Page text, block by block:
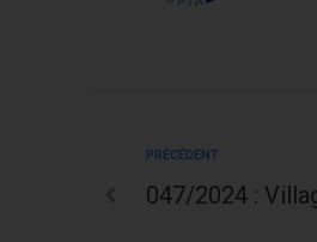
PRÉCÉDENT
047/2024 :